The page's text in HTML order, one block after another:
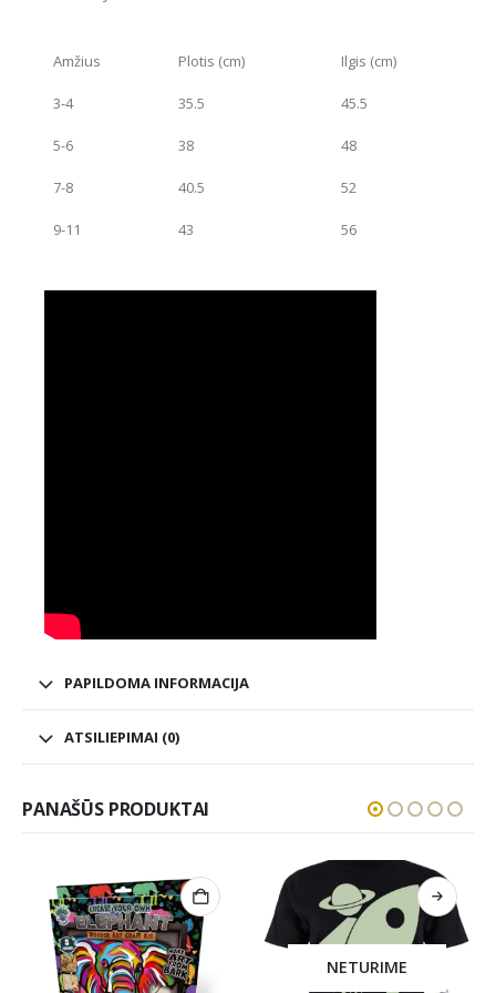
Amžius Plotis (cm) Ilgis (cm)
3-4 35.5 45.5
5-6 38 48
7-8 40.5 52
9-11 43 56
PAPILDOMA INFORMACIJA
ATSILIEPIMAI (0)
PANAŠŪS PRODUKTAI
NETURIME